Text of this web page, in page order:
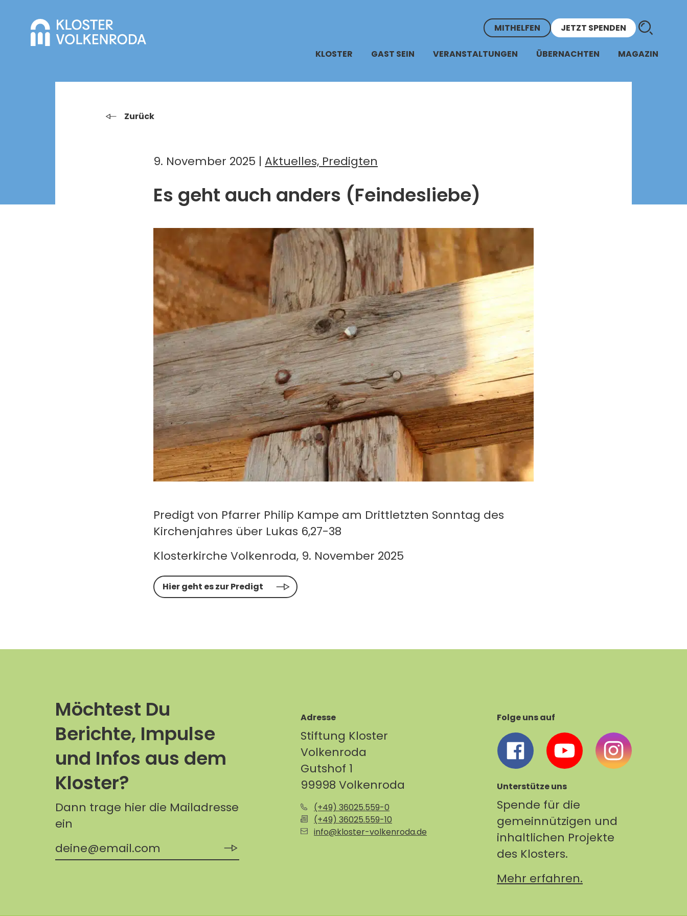
KLOSTER GAST SEIN VERANSTALTUNGEN ÜBERNACHTEN MAGAZIN
MITHELFEN JETZT SPENDEN
Zurück
9. November 2025 | Aktuelles, Predigten
Es geht auch anders (Feindesliebe)
Predigt von Pfarrer Philip Kampe am Drittletzten Sonntag des
Kirchenjahres über Lukas 6,27-38
Klosterkirche Volkenroda, 9. November 2025
Hier geht es zur Predigt
Möchtest Du
Berichte, Impulse
und Infos aus dem
Kloster?
Dann trage hier die Mailadresse
ein
Adresse
Stiftung Kloster
Volkenroda
Gutshof 1
99998 Volkenroda
(+49) 36025.559-0
(+49) 36025.559-10
info@kloster-volkenroda.de
Folge uns auf
Unterstütze uns
Spende für die
gemeinnützigen und
inhaltlichen Projekte
des Klosters.
Mehr erfahren.